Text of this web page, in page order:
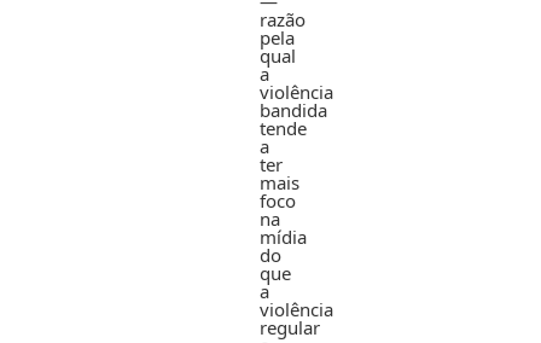
razão
pela
qual
a
violência
bandida
tende
a
ter
mais
foco
na
mídia
do
que
a
violência
regular